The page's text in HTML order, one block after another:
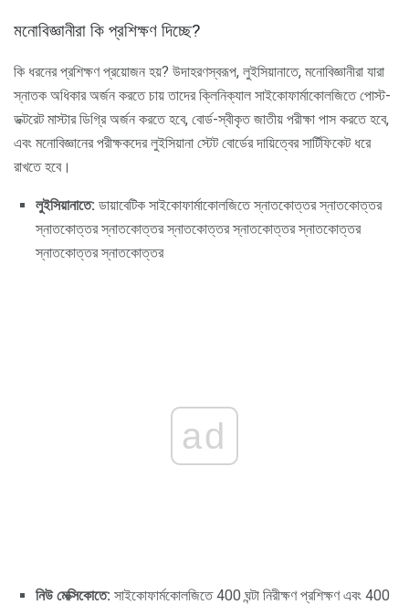
মনোবিজ্ঞানীরা কি প্রশিক্ষণ দিচ্ছে?
কি ধরনের প্রশিক্ষণ প্রয়োজন হয়? উদাহরণস্বরূপ, লুইসিয়ানাতে, মনোবিজ্ঞানীরা যারা
স্নাতক অধিকার অর্জন করতে চায় তাদের ক্লিনিক্যাল সাইকোফার্মাকোলজিতে পোস্ট-
ডক্টরেট মাস্টার ডিগ্রি অর্জন করতে হবে, বোর্ড-স্বীকৃত জাতীয় পরীক্ষা পাস করতে হবে,
এবং মনোবিজ্ঞানের পরীক্ষকদের লুইসিয়ানা স্টেট বোর্ডের দায়িত্বের সার্টিফিকেট ধরে
রাখতে হবে।
লুইসিয়ানাতে: ডায়াবেটিক সাইকোফার্মাকোলজিতে স্নাতকোত্তর স্নাতকোত্তর
স্নাতকোত্তর স্নাতকোত্তর স্নাতকোত্তর স্নাতকোত্তর স্নাতকোত্তর
স্নাতকোত্তর স্নাতকোত্তর
ad
নিউ মেক্সিকোতে: সাইকোফার্মকোলজিতে 400 ঘন্টা নিরীক্ষণ প্রশিক্ষণ এবং 400